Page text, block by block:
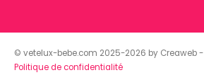
© vetelux-bebe.com 2025-2026 by Creaweb -
Politique de confidentialité